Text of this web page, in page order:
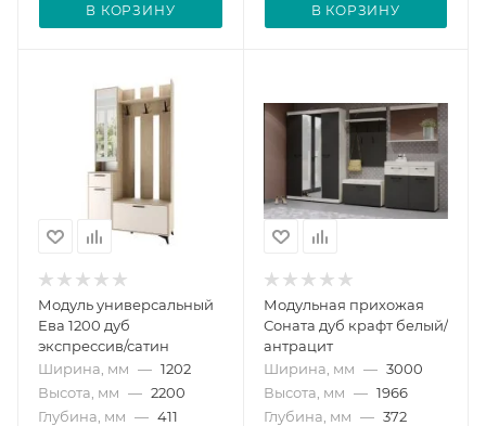
В КОРЗИНУ В КОРЗИНУ
Модуль универсальный
Ева 1200 дуб
экспрессив/сатин
Ширина, мм — 1202
Высота, мм — 2200
Глубина, мм — 411
Модульная прихожая
Соната дуб крафт белый/
антрацит
Ширина, мм — 3000
Высота, мм — 1966
Глубина, мм — 372